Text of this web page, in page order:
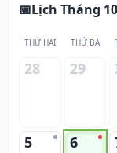
Lịch Tháng
THỨ HAI THỨ BA
28 29
5 6